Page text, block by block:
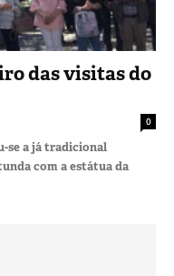
das visitas do
0
se a já tradicional
com a estátua da